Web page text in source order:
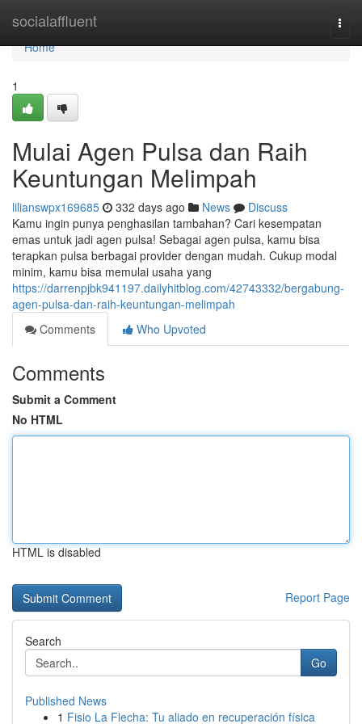
socialaffluent
Home
Home
1
Mulai Agen Pulsa dan Raih
Keuntungan Melimpah
lilianswpx169685 332 days ago News
Discuss
Kamu ingin punya penghasilan tambahan? Cari kesempatan
emas untuk jadi agen pulsa! Sebagai agen pulsa, kamu bisa
terapkan pulsa berbagai provider dengan mudah. Cukup modal
minim, kamu bisa memulai usaha yang
https://darrenpjbk941197.dailyhitblog.com/42743332/bergabung-
agen-pulsa-dan-raih-keuntungan-melimpah
Comments
Who Upvoted
Comments
Submit a Comment
No HTML
HTML is disabled
Report Page
Search
Go
Published News
1 Fisio La Flecha: Tu aliado en recuperación física